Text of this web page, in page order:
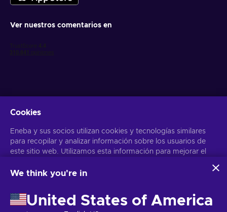
Ver nuestros comentarios en
Obtén ofertas personalizadas de videojuegos
Suscribirse
Puedes darte de baja en cualquier momento. Visita el apartadoAviso
Cookies
Eneba y sus socios utilizan cookies y tecnologías similares
para recopilar y analizar información sobre los usuarios de
este sitio web. Utilizamos esta información para mejorar el
personales también pueden emplearse para personalizar los
Al hacer clic en «Aceptar todo», das tu consentimiento para
que Eneba y sus socios utilicen estas tecnologías. Puedes
We think you're in
United States of America